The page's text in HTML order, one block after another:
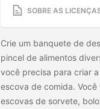
SOBRE AS
Crie um banquete de
pincel de alimentos
você precisa para criar
escova de comida.
escovas de sorvete,